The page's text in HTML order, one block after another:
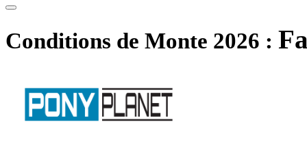
Conditions de Monte 2026 :